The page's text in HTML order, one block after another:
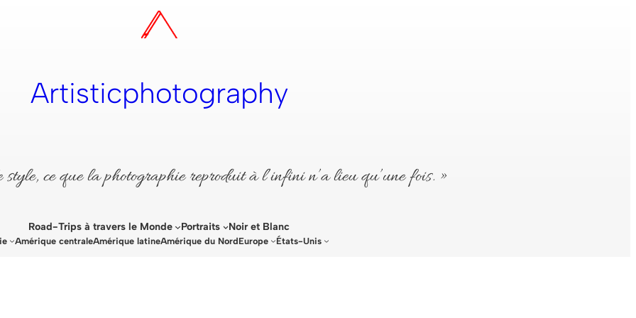
Artisticphotography
ce que la photographie reproduit à l’infini n’a lieu qu’une fois. »
Road-Trips à travers le Monde Portraits Noir et Blanc
Amérique centraleAmérique latineAmérique du NordEurope États-Unis